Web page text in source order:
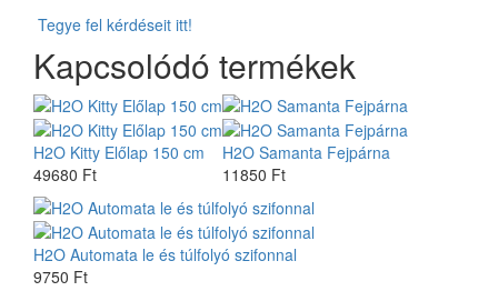
Tegye fel kérdéseit itt!
Kapcsolódó termékek
H2O Kitty Előlap 150 cm
49680 Ft
H2O Samanta Fejpárna
11850 Ft
H2O Automata le és túlfolyó szifonnal
9750 Ft